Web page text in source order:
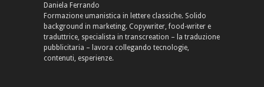
Daniela Ferrando
Formazione umanistica in lettere classiche. Solido
background in marketing. Copywriter, food-writer e
traduttrice, specialista in transcreation – la traduzione
pubblicitaria – lavora collegando tecnologie,
contenuti, esperienze.